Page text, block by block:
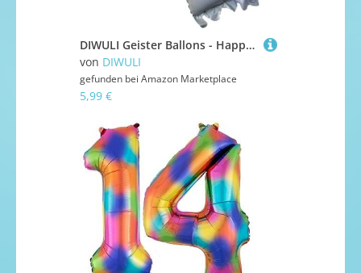
DIWULI Geister Ballons - Happy Halloween Kinder-Party Deko
von DIWULI
gefunden bei Amazon Marketplace
5,99 €